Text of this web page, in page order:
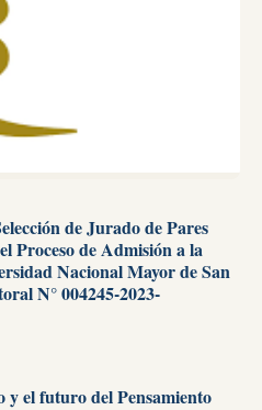
de Jurado de Pares
Proceso de Admisión a la
Nacional Mayor de San
N° 004245-2023-
y el futuro del Pensamiento